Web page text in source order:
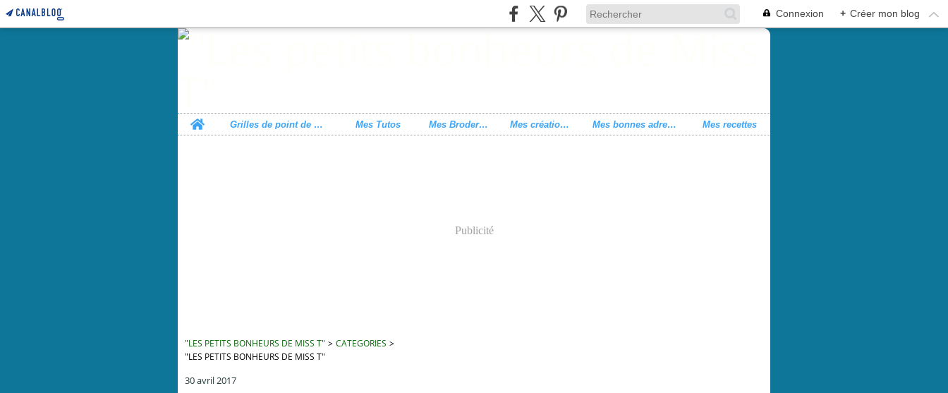
Connexion + Créer mon blog
Home
Grilles de point de croix Mes Tutos Mes Broderies Mes créations Mes bonnes adresses Mes recettes
Publicité
"LES PETITS BONHEURS DE MISS T" > CATEGORIES >
"LES PETITS BONHEURS DE MISS T"
30 avril 2017